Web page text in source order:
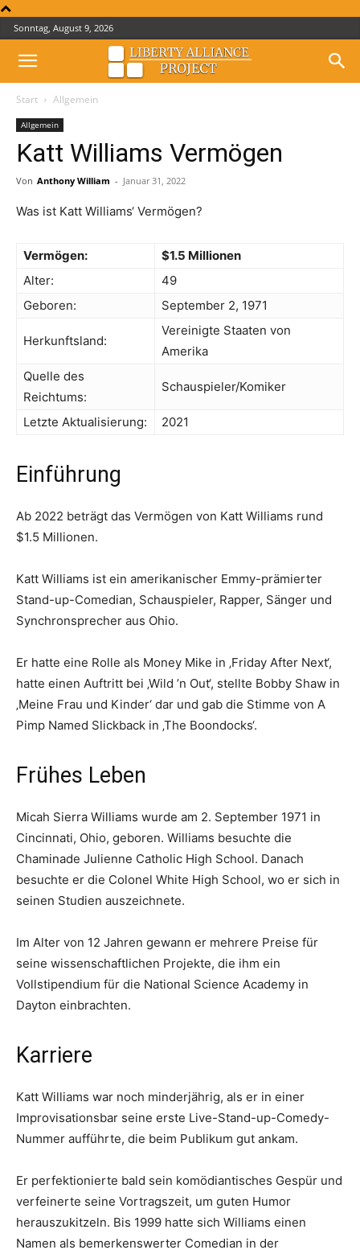
Sonntag, August 9, 2026
Start Allgemein
Allgemein
Katt Williams Vermögen
Von Anthony William - Januar 31, 2022
Was ist Katt Williams‘ Vermögen?
Vermögen:
$1.5 Millionen
Alter:
49
Geboren:
September 2, 1971
Herkunftsland:
Vereinigte Staaten von
Amerika
Quelle des
Reichtums:
Schauspieler/Komiker
Letzte Aktualisierung: 2021
Einführung
Ab 2022 beträgt das Vermögen von Katt Williams rund
$1.5 Millionen.
Katt Williams ist ein amerikanischer Emmy-prämierter
Stand-up-Comedian, Schauspieler, Rapper, Sänger und
Synchronsprecher aus Ohio.
Er hatte eine Rolle als Money Mike in ‚Friday After Next‘,
hatte einen Auftritt bei ‚Wild ’n Out‘, stellte Bobby Shaw in
‚Meine Frau und Kinder‘ dar und gab die Stimme von A
Pimp Named Slickback in ‚The Boondocks‘.
Frühes Leben
Micah Sierra Williams wurde am 2. September 1971 in
Cincinnati, Ohio, geboren. Williams besuchte die
Chaminade Julienne Catholic High School. Danach
besuchte er die Colonel White High School, wo er sich in
seinen Studien auszeichnete.
Im Alter von 12 Jahren gewann er mehrere Preise für
seine wissenschaftlichen Projekte, die ihm ein
Vollstipendium für die National Science Academy in
Dayton einbrachten.
Karriere
Katt Williams war noch minderjährig, als er in einer
Improvisationsbar seine erste Live-Stand-up-Comedy-
Nummer aufführte, die beim Publikum gut ankam.
Er perfektionierte bald sein komödiantisches Gespür und
verfeinerte seine Vortragszeit, um guten Humor
herauszukitzeln. Bis 1999 hatte sich Williams einen
Namen als bemerkenswerter Comedian in der